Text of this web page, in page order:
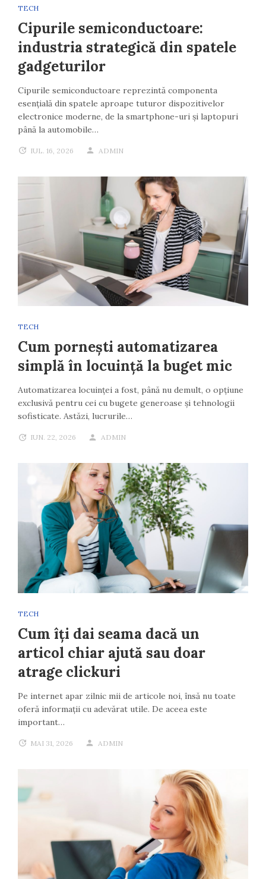
TECH
Cipurile semiconductoare:
industria strategică din spatele
gadgeturilor
Cipurile semiconductoare reprezintă componenta
esențială din spatele aproape tuturor dispozitivelor
electronice moderne, de la smartphone-uri și laptopuri
până la automobile…
IUL. 16, 2026 ADMIN
TECH
Cum pornești automatizarea
simplă în locuință la buget mic
Automatizarea locuinței a fost, până nu demult, o opțiune
exclusivă pentru cei cu bugete generoase și tehnologii
sofisticate. Astăzi, lucrurile…
IUN. 22, 2026 ADMIN
TECH
Cum îți dai seama dacă un
articol chiar ajută sau doar
atrage clickuri
Pe internet apar zilnic mii de articole noi, însă nu toate
oferă informații cu adevărat utile. De aceea este
important…
MAI 31, 2026 ADMIN